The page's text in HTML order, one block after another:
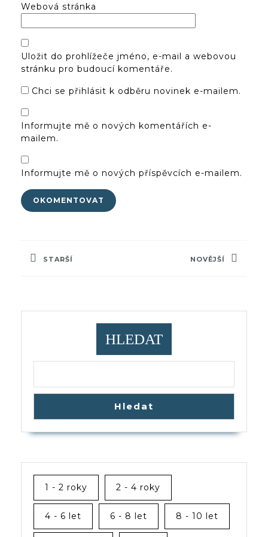
Webová stránka
Uložit do prohlížeče jméno, e-mail a webovou
stránku pro budoucí komentáře.
Chci se přihlásit k odběru novinek e-mailem.
Informujte mě o nových komentářích e-
mailem.
Informujte mě o nových příspěvcích e-mailem.
příspěvek
STARŠÍ NOVĚJŠÍ
HLEDAT
Hledat
1 - 2 roky 2 - 4 roky
4 - 6 let 6 - 8 let 8 - 10 let